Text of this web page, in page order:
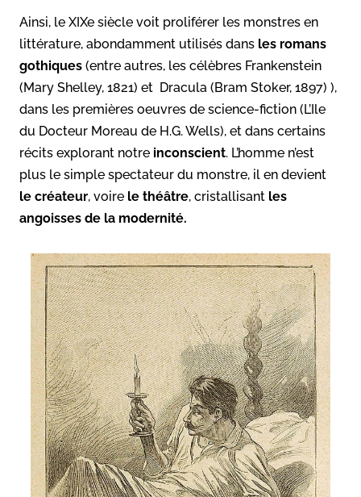
Ainsi, le XIXe siècle voit proliférer les monstres en
littérature, abondamment utilisés dans les romans
gothiques (entre autres, les célèbres Frankenstein
(Mary Shelley, 1821) et Dracula (Bram Stoker, 1897) ),
dans les premières oeuvres de science-fiction (L’Ile
du Docteur Moreau de H.G. Wells), et dans certains
récits explorant notre inconscient. L’homme n’est
plus le simple spectateur du monstre, il en devient
le créateur, voire le théâtre, cristallisant les
angoisses de la modernité.